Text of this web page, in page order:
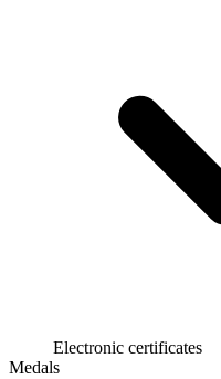
Electronic certificates
Medals